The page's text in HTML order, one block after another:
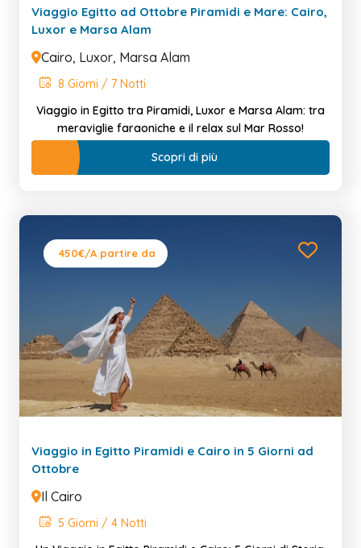
Viaggio Egitto ad Ottobre Piramidi e Mare: Cairo,
Luxor e Marsa Alam
Cairo, Luxor, Marsa Alam
8 Giorni / 7 Notti
Viaggio in Egitto tra Piramidi, Luxor e Marsa Alam: tra
meraviglie faraoniche e il relax sul Mar Rosso!
Scopri di più
450€/A partire da
Viaggio in Egitto Piramidi e Cairo in 5 Giorni ad
Ottobre
Il Cairo
5 Giorni / 4 Notti